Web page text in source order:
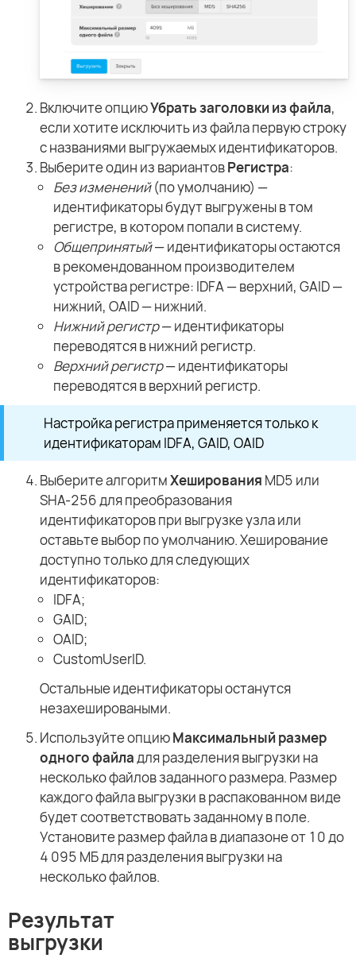
Включите опциюУбрать заголовки из файла,
если хотите исключить из файла первую строку
с названиями выгружаемых идентификаторов.
Выберите один из вариантовРегистра:
Без изменений(по умолчанию) —
идентификаторы будут выгружены в том
регистре, в котором попали в систему.
Общепринятый— идентификаторы остаются
в рекомендованном производителем
устройства регистре: IDFA — верхний, GAID —
нижний, OAID — нижний.
Нижний регистр— идентификаторы
переводятся в нижний регистр.
Верхний регистр— идентификаторы
переводятся в верхний регистр.
Настройка регистра применяется только к
идентификаторам IDFA, GAID, OAID
Выберите алгоритмХеширования MD5 или
SHA-256 для преобразования
идентификаторов при выгрузке узла или
оставьте выбор по умолчанию. Хеширование
доступно только для следующих
идентификаторов:
IDFA;
GAID;
OAID;
CustomUserID.
Остальные идентификаторы останутся
незахешироваными.
Используйте опциюМаксимальный размер
одного файладля разделения выгрузки на
несколько файлов заданного размера. Размер
каждого файла выгрузки в распакованном виде
будет соответствовать заданному в поле.
Установите размер файла в диапазоне от 10 до
4 095 МБ для разделения выгрузки на
несколько файлов.
Результат
выгрузки